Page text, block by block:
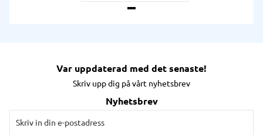
Var uppdaterad med det senaste!
Skriv upp dig på vårt nyhetsbrev
Nyhetsbrev